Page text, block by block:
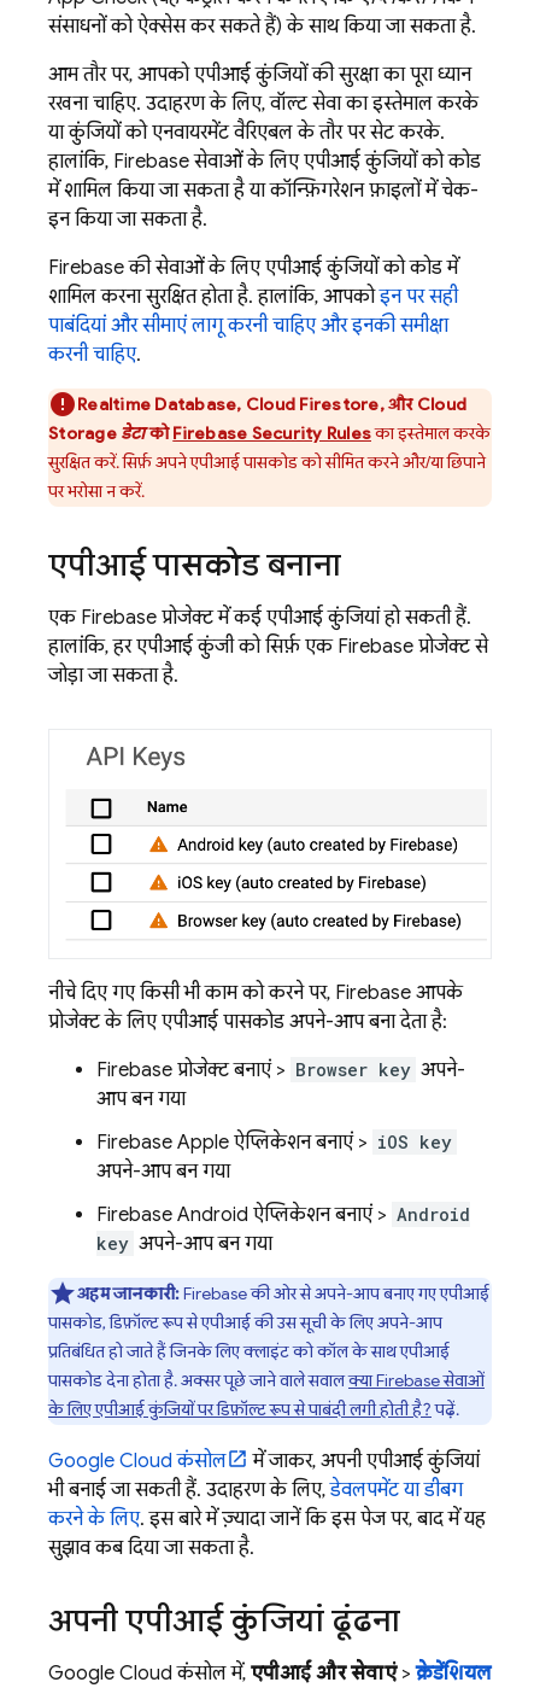
संसाधनों को ऐक्सेस कर सकते हैं) के साथ किया जा सकता है.
आम तौर पर, आपको एपीआई कुंजियों की सुरक्षा का पूरा ध्यान
रखना चाहिए. उदाहरण के लिए, वॉल्ट सेवा का इस्तेमाल करके
या कुंजियों को एनवायरमेंट वैरिएबल के तौर पर सेट करके.
हालांकि, Firebase सेवाओं के लिए एपीआई कुंजियों को कोड
में शामिल किया जा सकता है या कॉन्फ़िगरेशन फ़ाइलों में चेक-
इन किया जा सकता है.
Firebase की सेवाओं के लिए एपीआई कुंजियों को कोड में
शामिल करना सुरक्षित होता है. हालांकि, आपकोइन पर सही
पाबंदियां और सीमाएं लागू करनी चाहिए और इनकी समीक्षा
करनी चाहिए.
Realtime Database, Cloud Firestore, और Cloud
Storage डेटाकोFirebase Security Rulesका इस्तेमाल करके
सुरक्षित करें. सिर्फ़ अपने एपीआई पासकोड को सीमित करने और/या छिपाने
पर भरोसा न करें.
एपीआई पासकोड बनाना
एक Firebase प्रोजेक्ट में कई एपीआई कुंजियां हो सकती हैं.
हालांकि, हर एपीआई कुंजी को सिर्फ़ एक Firebase प्रोजेक्ट से
जोड़ा जा सकता है.
नीचे दिए गए किसी भी काम को करने पर, Firebase आपके
प्रोजेक्ट के लिए एपीआई पासकोड अपने-आप बना देता है:
Firebase प्रोजेक्ट बनाएं > Browser key अपने-
आप बन गया
Firebase Apple ऐप्लिकेशन बनाएं > iOS key
अपने-आप बन गया
Firebase Android ऐप्लिकेशन बनाएं > Android
key अपने-आप बन गया
अहम जानकारी:Firebase की ओर से अपने-आप बनाए गए एपीआई
पासकोड, डिफ़ॉल्ट रूप से एपीआई की उस सूची के लिए अपने-आप
प्रतिबंधित हो जाते हैं जिनके लिए क्लाइंट को कॉल के साथ एपीआई
पासकोड देना होता है. अक्सर पूछे जाने वाले सवालक्या Firebase सेवाओं
के लिए एपीआई कुंजियों पर डिफ़ॉल्ट रूप से पाबंदी लगी होती है?पढ़ें.
Google Cloud कंसोल
में जाकर, अपनी एपीआई कुंजियां
भी बनाई जा सकती हैं. उदाहरण के लिए,डेवलपमेंट या डीबग
करने के लिए. इस बारे में ज़्यादा जानें कि इस पेज पर, बाद में यह
सुझाव कब दिया जा सकता है.
अपनी एपीआई कुंजियां ढूंढना
Google Cloud कंसोल में, एपीआई और सेवाएं>क्रेडेंशियल